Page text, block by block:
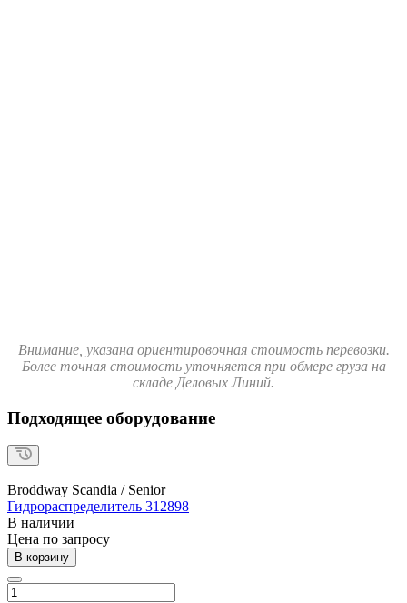
Внимание, указана ориентировочная стоимость перевозки.
Более точная стоимость уточняется при обмере груза на
складе Деловых Линий.
Подходящее оборудование
Broddway Scandia / Senior
Гидрораспределитель 312898
В наличии
Цена по запросу
В корзину